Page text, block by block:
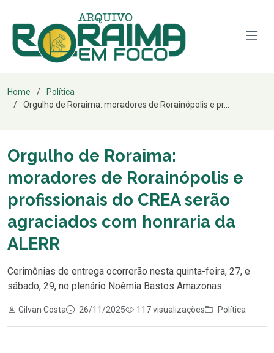
Home
Política
Orgulho de Roraima: moradores de Rorainópolis e pr...
Orgulho de Roraima:
moradores de Rorainópolis e
profissionais do CREA serão
agraciados com honraria da
ALERR
Cerimônias de entrega ocorrerão nesta quinta-feira, 27, e
sábado, 29, no plenário Noêmia Bastos Amazonas.
Gilvan Costa 26/11/2025 117 visualizações Política